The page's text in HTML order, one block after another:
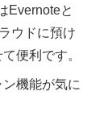
Evernoteと
ウドに預け
便利です。
機能が気に